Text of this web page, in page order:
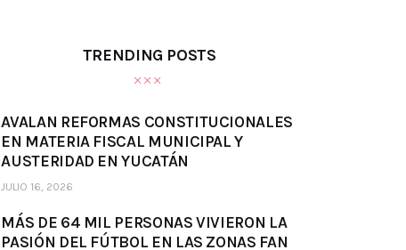
TRENDING POSTS
AVALAN REFORMAS CONSTITUCIONALES
EN MATERIA FISCAL MUNICIPAL Y
AUSTERIDAD EN YUCATÁN
JULIO 16, 2026
MÁS DE 64 MIL PERSONAS VIVIERON LA
PASIÓN DEL FÚTBOL EN LAS ZONAS FAN